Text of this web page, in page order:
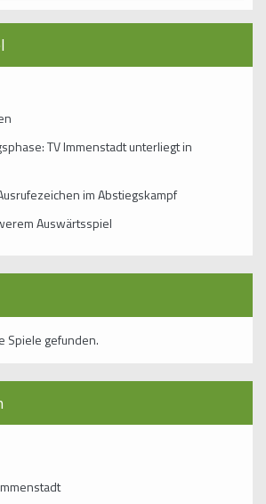
TV Immenstadt unterliegt in
im Abstiegskampf
Auswärtsspiel
Spiele gefunden.